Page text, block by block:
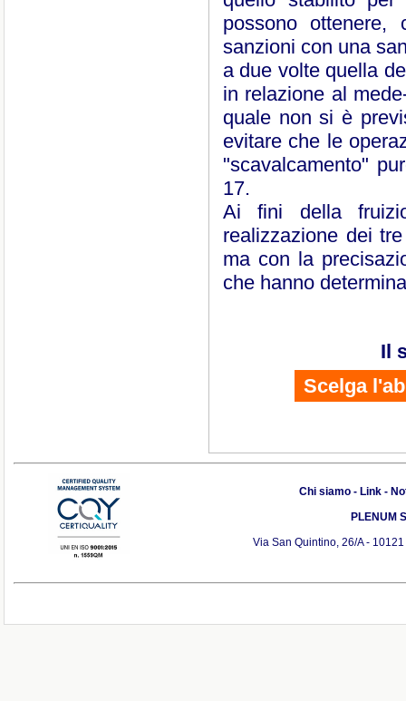
possono ottenere,
sanzioni con una
a due volte quella
in relazione al
quale non si è
evitare che le
"scavalcamento"
17.
Ai fini della
realizzazione dei
ma con la
che hanno
Il
Scelga
Chi siamo - Link -
PLENUM
Via San Quintino, 26/A -